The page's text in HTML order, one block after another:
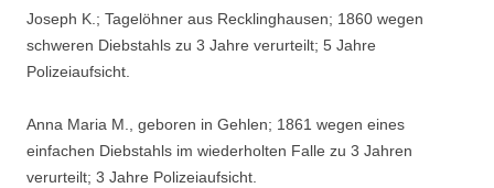
Joseph K.; Tagelöhner aus Recklinghausen; 1860 wegen
schweren Diebstahls zu 3 Jahre verurteilt; 5 Jahre
Polizeiaufsicht.
Anna Maria M., geboren in Gehlen; 1861 wegen eines
einfachen Diebstahls im wiederholten Falle zu 3 Jahren
verurteilt; 3 Jahre Polizeiaufsicht.